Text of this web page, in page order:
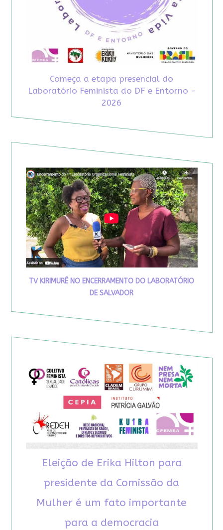
Começa a etapa presencial do
Laboratório Feminista do DF e Entorno -
2026
TV KIRIMURÊ NO ENCERRAMENTO DO LABORATÓRIO
DE SALVADOR
Eleição de Erika Hilton para
presidente da Comissão da
Mulher é um fato importante
para a democracia